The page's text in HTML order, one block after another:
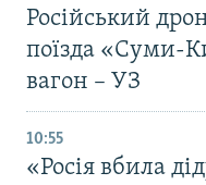
Російський
поїзда «Суми-
вагон – УЗ
10:55
«Росія вбила